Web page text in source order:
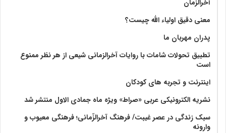
آخرالزمان
معنی دقیق اولیاء الله چیست؟
پدران مهربان ما
تطبیق تحولات شامات با روایات آخرالزمانی شیعی از هر نظر ممنوع
است
اینترنت و تجربه های کودکان
نشریه الکترونیکی عربی «صراط» ویژه ماه جمادی الاول منتشر شد
سبک زندگی در عصر غیبت/ فرهنگ آخرالزّمانی؛ فرهنگی معیوب و
وارونه